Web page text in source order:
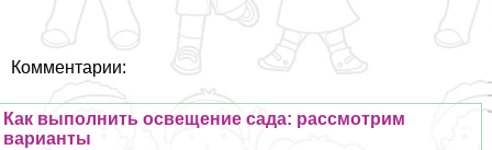
Комментарии:
Как выполнить освещение сада: рассмотрим
варианты